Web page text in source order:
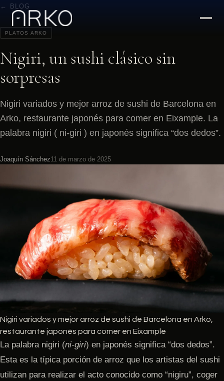
← BLOG
PLATOS ARKO
Nigiri, un sushi clásico sin
sorpresas
Nigiri variados y mejor arroz de sushi de Barcelona en
Arko, restaurante japonés para comer en Eixample. La
palabra nigiri ( ni-giri ) en japonés significa “dos dedos”.
Joaquín Sánchez11 de marzo de 2025
Nigiri variados y mejor arroz de sushi de Barcelona en Arko,
restaurante japonés para comer en Eixample
La palabra nigiri (ni-giri) en japonés significa “dos dedos”.
Esta es la típica porción de arroz que los artistas del sushi
utilizan para realizar el acto conocido como “nigiru”, coger